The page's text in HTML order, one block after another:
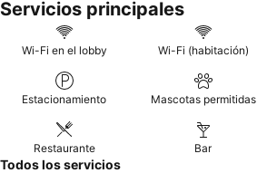
Servicios principales
Wi-Fi en el lobby Wi-Fi (habitación)
Estacionamiento Mascotas permitidas
Restaurante Bar
Todos los servicios